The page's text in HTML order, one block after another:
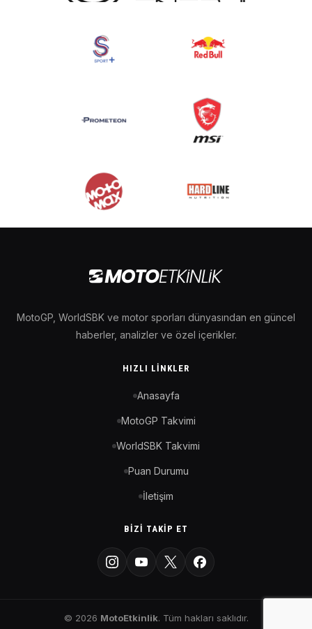
MotoGP, WorldSBK ve motor sporları dünyasından en güncel
haberler, analizler ve özel içerikler.
HIZLI LINKLER
Anasayfa
MotoGP Takvimi
WorldSBK Takvimi
Puan Durumu
İletişim
BIZI TAKIP ET
© 2026 MotoEtkinlik. Tüm hakları saklıdır.